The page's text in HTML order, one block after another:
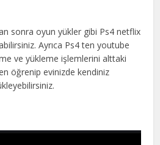
sonra oyun yükler gibi Ps4 netflix
Ayrıca Ps4 ten youtube
ve yükleme işlemlerini alttaki
öğrenip evinizde kendiniz